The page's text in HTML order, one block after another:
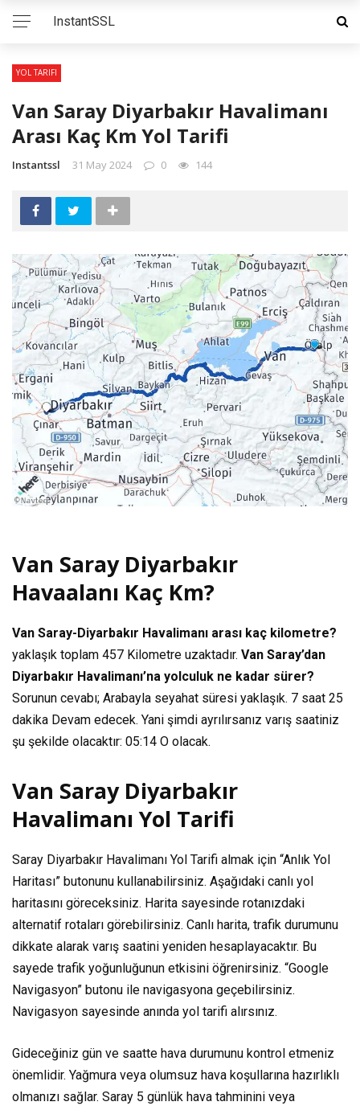
InstantSSL
YOL TARIFI
Van Saray Diyarbakır Havalimanı
Arası Kaç Km Yol Tarifi
Instantssl 31 May 2024 0 144
Van Saray Diyarbakır
Havaalanı Kaç Km?
Van Saray-Diyarbakır Havalimanı arası kaç kilometre?
yaklaşık toplam 457 Kilometre uzaktadır. Van Saray’dan
Diyarbakır Havalimanı’na yolculuk ne kadar sürer?
Sorunun cevabı; Arabayla seyahat süresi yaklaşık. 7 saat 25
dakika Devam edecek. Yani şimdi ayrılırsanız varış saatiniz
şu şekilde olacaktır: 05:14 O olacak.
Van Saray Diyarbakır
Havalimanı Yol Tarifi
Saray Diyarbakır Havalimanı Yol Tarifi almak için “Anlık Yol
Haritası” butonunu kullanabilirsiniz. Aşağıdaki canlı yol
haritasını göreceksiniz. Harita sayesinde rotanızdaki
alternatif rotaları görebilirsiniz. Canlı harita, trafik durumunu
dikkate alarak varış saatini yeniden hesaplayacaktır. Bu
sayede trafik yoğunluğunun etkisini öğrenirsiniz. “Google
Navigasyon” butonu ile navigasyona geçebilirsiniz.
Navigasyon sayesinde anında yol tarifi alırsınız.
Gideceğiniz gün ve saatte hava durumunu kontrol etmeniz
önemlidir. Yağmura veya olumsuz hava koşullarına hazırlıklı
olmanızı sağlar. Saray 5 günlük hava tahminini veya